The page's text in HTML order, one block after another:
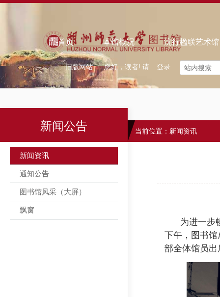
首页 本馆概况 沈行楹联艺术馆
旧版网站 您好，读者! 请 登录
新闻公告
新闻资讯
通知公告
图书馆风采（大屏）
飘窗
当前位置： 新闻资讯
为进一步
下午，图书
部全体馆员